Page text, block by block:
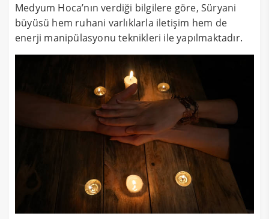
Medyum Hoca’nın verdiği bilgilere göre, Süryani
büyüsü hem ruhani varlıklarla iletişim hem de
enerji manipülasyonu teknikleri ile yapılmaktadır.